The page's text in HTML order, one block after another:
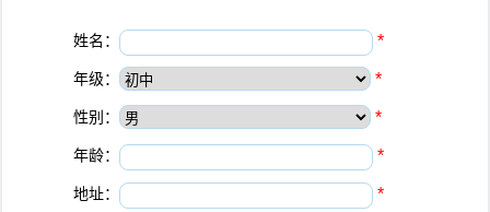
姓名： *
年级： *
性别： *
年龄： *
地址： *